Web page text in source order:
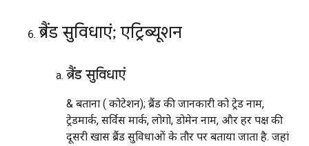
ब्रैंड सुविधाएं; एट्रिब्यूशन
ब्रैंड सुविधाएं
& बताना ( कोटेशन); ब्रैंड की जानकारी को ट्रेड नाम,
ट्रेडमार्क, सर्विस मार्क, लोगो, डोमेन नाम, और हर पक्ष की
दूसरी खास ब्रैंड सुविधाओं के तौर पर बताया जाता है. जहां